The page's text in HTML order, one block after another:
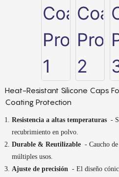
Heat-Resistant Silicone Caps
Coating Protection
Resistencia a altas temperaturas -
recubrimiento en polvo.
Durable & Reutilizable - Caucho
múltiples usos.
Ajuste de precisión - El diseño